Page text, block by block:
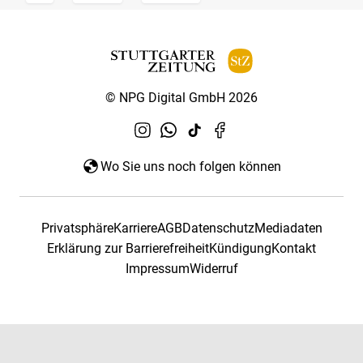
© NPG Digital GmbH 2026
Wo Sie uns noch folgen können
PrivatsphäreKarriereAGBDatenschutzMediadaten
Erklärung zur BarrierefreiheitKündigungKontakt
ImpressumWiderruf